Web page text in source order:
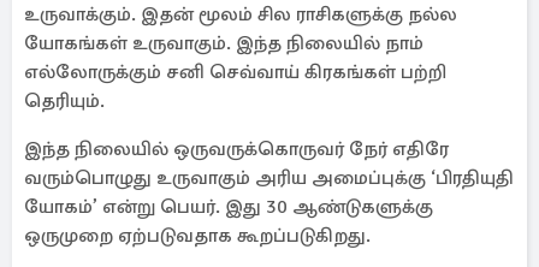
உருவாக்கும். இதன் மூலம் சில ராசிகளுக்கு நல்ல
யோகங்கள் உருவாகும். இந்த நிலையில் நாம்
எல்லோருக்கும் சனி செவ்வாய் கிரகங்கள் பற்றி
தெரியும்.
இந்த நிலையில் ஒருவருக்கொருவர் நேர் எதிரே
வரும்பொழுது உருவாகும் அரிய அமைப்புக்கு ‘பிரதியுதி
யோகம்’ என்று பெயர். இது 30 ஆண்டுகளுக்கு
ஒருமுறை ஏற்படுவதாக கூறப்படுகிறது.